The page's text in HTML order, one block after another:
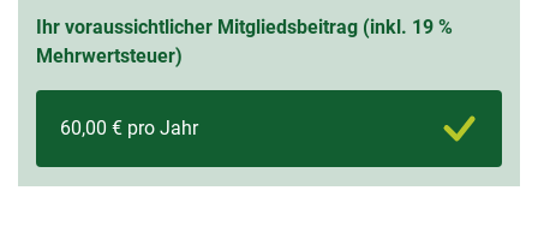
Ihr voraussichtlicher Mitgliedsbeitrag (inkl. 19 %
Mehrwertsteuer)
60,00 € pro Jahr